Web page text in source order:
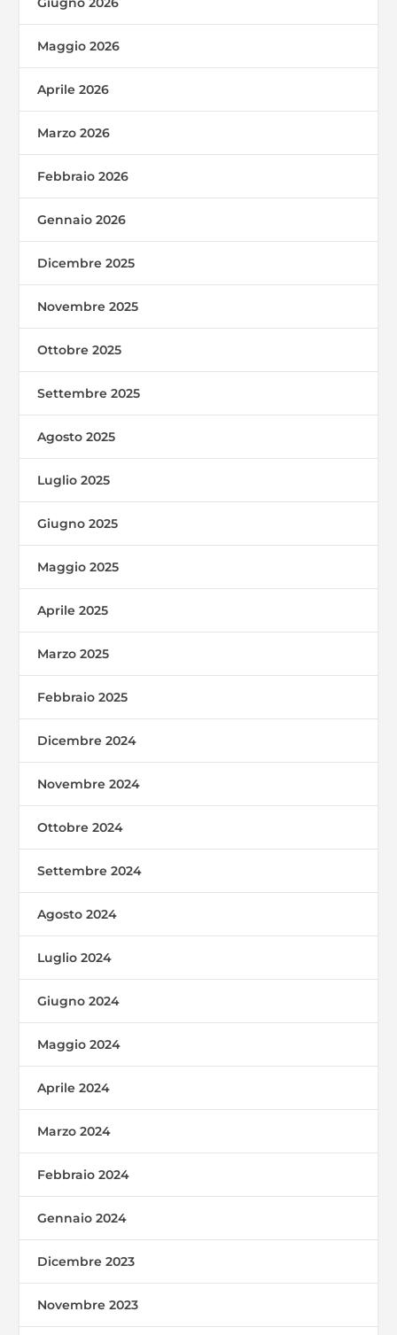
Maggio 2026
Aprile 2026
Marzo 2026
Febbraio 2026
Gennaio 2026
Dicembre 2025
Novembre 2025
Ottobre 2025
Settembre 2025
Agosto 2025
Luglio 2025
Giugno 2025
Maggio 2025
Aprile 2025
Marzo 2025
Febbraio 2025
Dicembre 2024
Novembre 2024
Ottobre 2024
Settembre 2024
Agosto 2024
Luglio 2024
Giugno 2024
Maggio 2024
Aprile 2024
Marzo 2024
Febbraio 2024
Gennaio 2024
Dicembre 2023
Novembre 2023